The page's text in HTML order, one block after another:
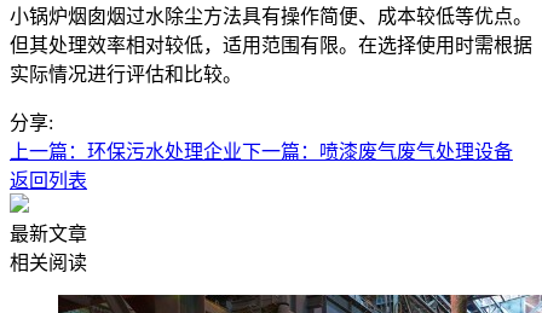
小锅炉烟囱烟过水除尘方法具有操作简便、成本较低等优点。
但其处理效率相对较低，适用范围有限。在选择使用时需根据
实际情况进行评估和比较。
分享:
上一篇：环保污水处理企业下一篇：喷漆废气废气处理设备
返回列表
最新文章
相关阅读